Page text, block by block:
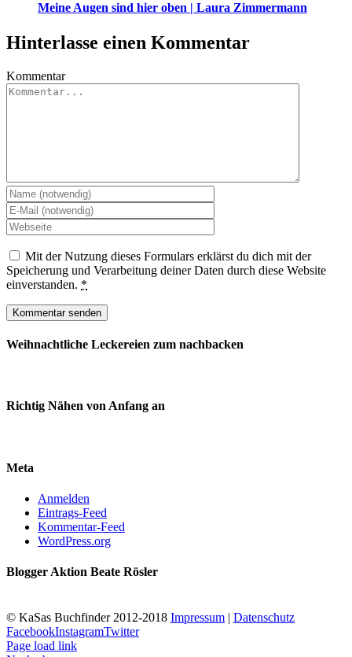
Meine Augen sind hier oben | Laura Zimmermann
Hinterlasse einen Kommentar
Kommentar
Mit der Nutzung dieses Formulars erklärst du dich mit der
Speicherung und Verarbeitung deiner Daten durch diese Website
einverstanden. *
Weihnachtliche Leckereien zum nachbacken
Richtig Nähen von Anfang an
Meta
Anmelden
Eintrags-Feed
Kommentar-Feed
WordPress.org
Blogger Aktion Beate Rösler
© KaSas Buchfinder 2012-2018 Impressum | Datenschutz
FacebookInstagramTwitter
Page load link